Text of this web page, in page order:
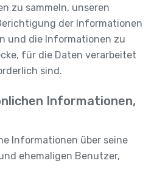
zu sammeln, unseren
der Informationen
und die Informationen zu
für die Daten verarbeitet
sind.
Informationen,
Informationen über seine
ehemaligen Benutzer,